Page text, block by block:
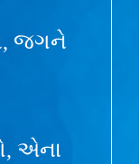
જગને
એના